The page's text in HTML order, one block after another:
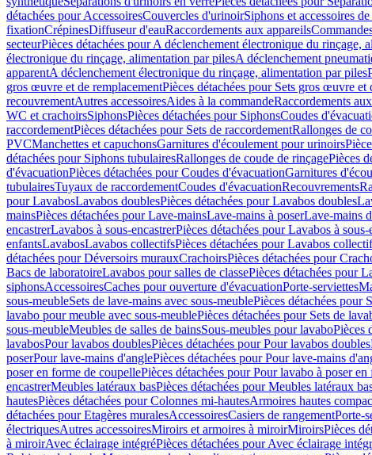
détachées pour AccessoiresCouvercles d'urinoirSiphons et accessoires
fixationCrépinesDiffuseur d'eauRaccordements aux appareils
secteurPièces détachées pour A déclenchement électronique du rinçage,
électronique du rinçage, alimentation par pilesA déclenchement
apparentA déclenchement électronique du rinçage, alimentation par piles
gros œuvre et de remplacementPièces détachées pour Sets gros œuvre et
recouvrementAutres accessoiresAides à la commandeRaccordements
WC et crachoirsSiphonsPièces détachées pour SiphonsCoudes
raccordementPièces détachées pour Sets de raccordementRallonges de
PVCManchettes et capuchonsGarnitures d'écoulement pour urinoirs
détachées pour Siphons tubulairesRallonges de coude de rinçagePièces
d'évacuationPièces détachées pour Coudes d'évacuationGarnitures
tubulairesTuyaux de raccordementCoudes d'évacuationRecouvrements
pour LavabosLavabos doublesPièces détachées pour Lavabos doubles
mainsPièces détachées pour Lave-mainsLave-mains à poserLave-mains
encastrerLavabos à sous-encastrerPièces détachées pour Lavabos à sous-
enfantsLavabosLavabos collectifsPièces détachées pour Lavabos
détachées pour Déversoirs murauxCrachoirsPièces détachées pour
Bacs de laboratoireLavabos pour salles de classePièces détachées pour
siphonsAccessoiresCaches pour ouverture d'évacuationPorte-serviettes
sous-meubleSets de lave-mains avec sous-meublePièces détachées pour
lavabo pour meuble avec sous-meublePièces détachées pour Sets de
sous-meubleMeubles de salles de bainsSous-meubles pour lavaboPièces
lavabosPour lavabos doublesPièces détachées pour Pour lavabos doubles
poserPour lave-mains d'anglePièces détachées pour Pour lave-mains
poser en forme de coupellePièces détachées pour Pour lavabo à poser
encastrerMeubles latéraux basPièces détachées pour Meubles latéraux
hautesPièces détachées pour Colonnes mi-hautesArmoires hautes
détachées pour Etagères muralesAccessoiresCasiers de rangementPorte-
électriquesAutres accessoiresMiroirs et armoires à miroirMiroirsPièces
à miroirAvec éclairage intégréPièces détachées pour Avec éclairage